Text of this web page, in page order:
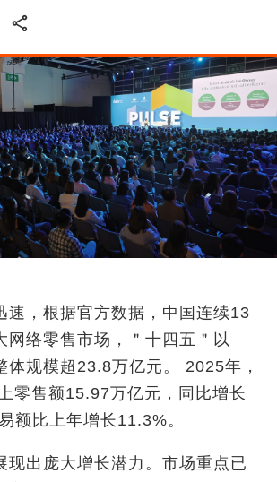
速，根据官方数据，中国连续13
网络零售市场，＂十四五＂以
体规模超23.8万亿元。 2025年，
零售额15.97万亿元，同比增长
额比上年增长11.3%。
现出庞大增长潜力。市场重点已